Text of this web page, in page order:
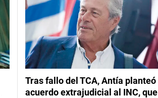
Tras fallo del TCA, Antía planteó
acuerdo extrajudicial al INC, que